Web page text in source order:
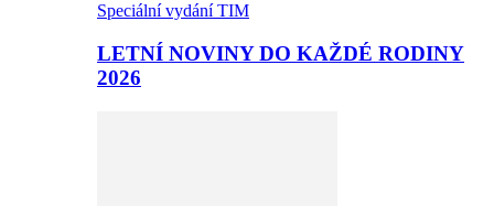
Speciální vydání TIM
LETNÍ NOVINY DO KAŽDÉ RODINY
2026